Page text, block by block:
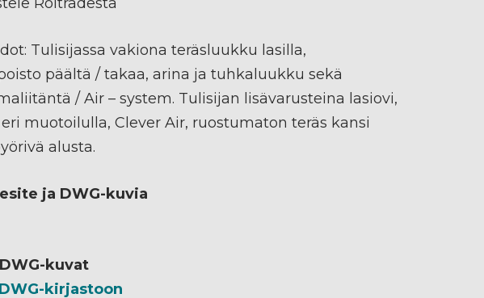
Tulisijassa vakiona teräsluukku lasilla,
päältä / takaa, arina ja tuhkaluukku sekä
/ Air – system. Tulisijan lisävarusteina lasiovi,
muotoilulla, Clever Air, ruostumaton teräs kansi
alusta.
ja DWG-kuvia
kuvat
kirjastoon